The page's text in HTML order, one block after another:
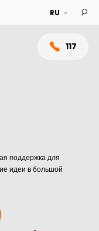
117
поддержка для
идеи в большой